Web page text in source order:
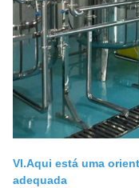
VI.Aqui está uma
adequada